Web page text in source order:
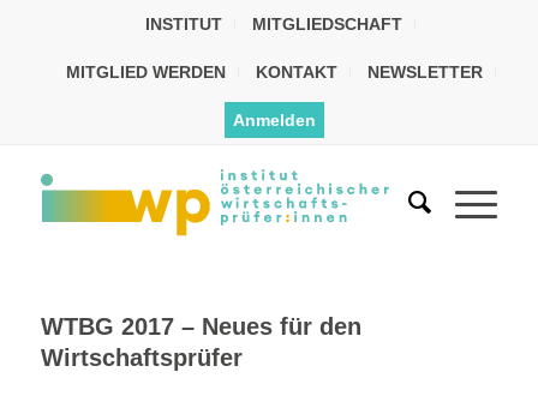
INSTITUT MITGLIEDSCHAFT
MITGLIED WERDEN KONTAKT NEWSLETTER
Anmelden
WTBG 2017 – Neues für den
Wirtschaftsprüfer